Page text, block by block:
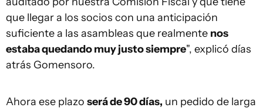
que llegar a los socios con una anticipación
suficiente a las asambleas que realmente nos
estaba quedando muy justo siempre", explicó días
atrás Gomensoro.
Ahora ese plazo será de 90 días, un pedido de larga